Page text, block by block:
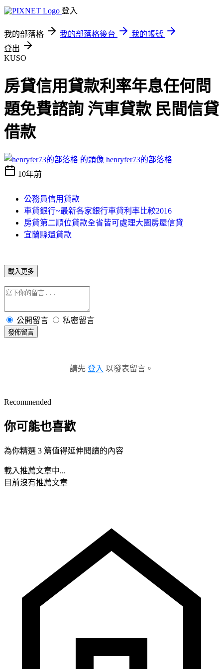
登入
我的部落格 我的部落格後台
我的帳號
登出
KUSO
房貸信用貸款利率年息任何問
題免費諮詢 汽車貸款 民間信貸
借款
henryfer73的部落格
10年前
公務員信用貸款
車貸銀行~最新各家銀行車貸利率比較2016
房貸第二順位貸款全省皆可處理大園房屋信貸
宜蘭縣還貸款
載入更多
公開留言 私密留言
發佈留言
請先 登入 以發表留言。
Recommended
你可能也喜歡
為你精選 3 篇值得延伸閱讀的內容
載入推薦文章中...
目前沒有推薦文章